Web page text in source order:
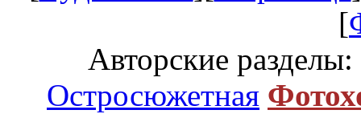
[
Авторские разделы:
Остросюжетная